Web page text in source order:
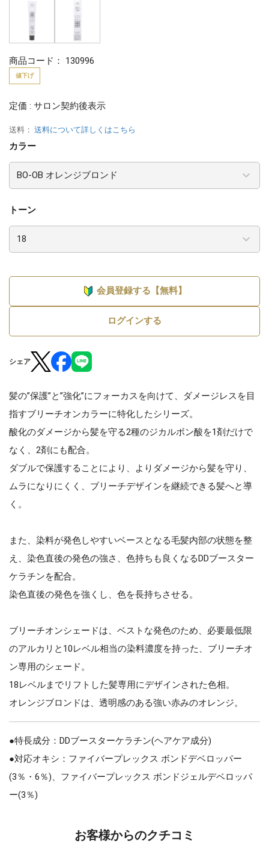
商品コード： 130996
値下げ
定価 : サロン契約後表示
送料： 送料について詳しくはこちら
カラー
トーン
会員登録する【無料】
ログインする
シェア
髪の”保護”と”強化”にフォーカスを向けて、ダメージレスを目
指すブリーチオンカラーに特化したシリーズ。
酸化のダメージから髪を守る2種のジカルボン酸を1剤だけで
なく、2剤にも配合。
ダブルで保護することにより、よりダメージから髪を守り、
ムラになりにくく、ブリーチデザインを継続できる髪へと導
く。
また、染料が発色しやすいベースとなる毛髪内部の状態を整
え、染色直後の発色の強さ、色持ちも良くなるDDブースター
ケラチンを配合。
染色直後の発色を強くし、色を長持ちさせる。
ブリーチオンシェードは、ベストな発色のため、必要最低限
のアルカリと10レベル相当の染料濃度を持った、ブリーチオ
ン専用のシェード。
18レベルまでリフトした髪専用にデザインされた色相。
オレンジブロンドは、透明感のある強い赤みのオレンジ。
●特長成分：DDブースターケラチン(ヘアケア成分)
●対応オキシ：ファイバープレックス ボンドデベロッパー
(3％・6％)、ファイバープレックス ボンドジェルデベロッパ
ー(3％)
お客様からのクチコミ